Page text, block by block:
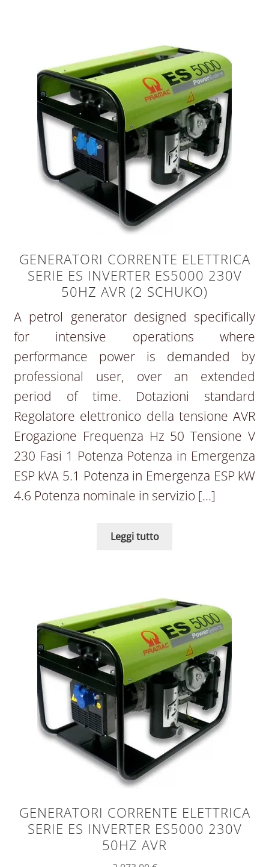
GENERATORI CORRENTE ELETTRICA
SERIE ES INVERTER ES5000 230V
50HZ AVR (2 SCHUKO)
A petrol generator designed specifically
for intensive operations where
performance power is demanded by
professional user, over an extended
period of time. Dotazioni standard
Regolatore elettronico della tensione AVR
Erogazione Frequenza Hz 50 Tensione V
230 Fasi 1 Potenza Potenza in Emergenza
ESP kVA 5.1 Potenza in Emergenza ESP kW
4.6 Potenza nominale in servizio […]
Leggi tutto
GENERATORI CORRENTE ELETTRICA
SERIE ES INVERTER ES5000 230V
50HZ AVR